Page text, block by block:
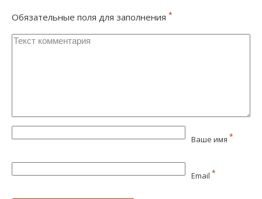
Обязательные поля для заполнения *
Ваше имя *
Email *